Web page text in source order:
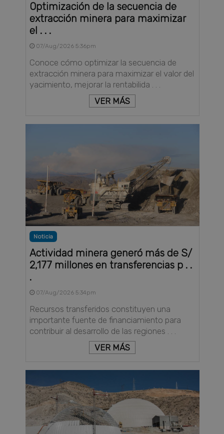
Optimización de la secuencia de
extracción minera para maximizar
el . . .
07/Aug/2026 5:36pm
Conoce cómo optimizar la secuencia de
extracción minera para maximizar el valor del
yacimiento, mejorar la rentabilida . . .
VER MÁS
Noticia
Actividad minera generó más de S/
2,177 millones en transferencias p . .
.
07/Aug/2026 5:34pm
Recursos transferidos constituyen una
importante fuente de financiamiento para
contribuir al desarrollo de las regiones . . .
VER MÁS